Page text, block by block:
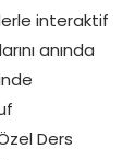
interaktif
anında
Ders